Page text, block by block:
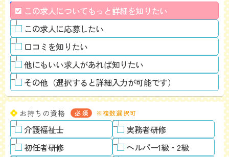
この求人についてもっと詳細を知りたい
この求人に応募したい
口コミを知りたい
他にもいい求人があれば知りたい
その他（選択すると詳細入力が可能です）
お持ちの資格 ※複数選択可
介護福祉士
実務者研修
初任者研修
ヘルパー1級・2級